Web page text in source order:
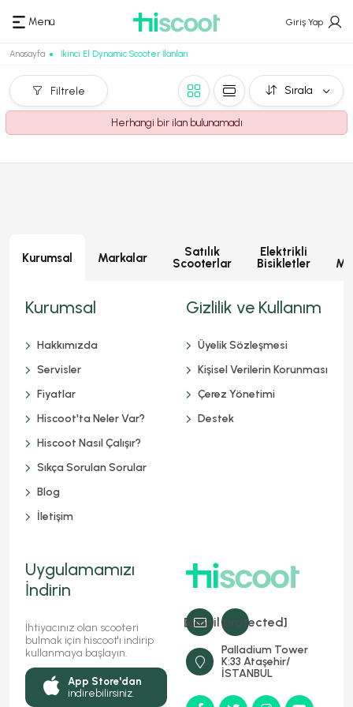
Menü Giriş Yap
Anasayfa İkinci El Dynamic Scooter İlanları
Filtrele Sırala
Herhangi bir ilan bulunamadı
Kurumsal Markalar
Satılık
Scooterlar
Elektrikli
Bisikletler
[email protected]
Palladium Tower
K:33 Ataşehir/
İSTANBUL
Kurumsal
Hakkımızda
Servisler
Fiyatlar
Hiscoot'ta Neler Var?
Hiscoot Nasıl Çalışır?
Sıkça Sorulan Sorular
Blog
İletişim
Gizlilik ve Kullanım
Üyelik Sözleşmesi
Kişisel Verilerin Korunması
Çerez Yönetimi
Destek
Uygulamamızı
İndirin
İhtiyacınız olan scooteri
bulmak için hiscoot'ı indirip
kullanmaya başlayın.
App Store'dan
indirebilirsiniz.